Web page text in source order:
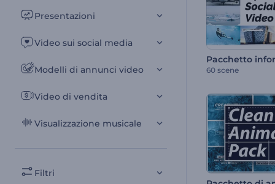
Presentazioni
Video sui social media
Modelli di annunci video
Video di vendita
Visualizzazione musicale
Filtri
60 scene